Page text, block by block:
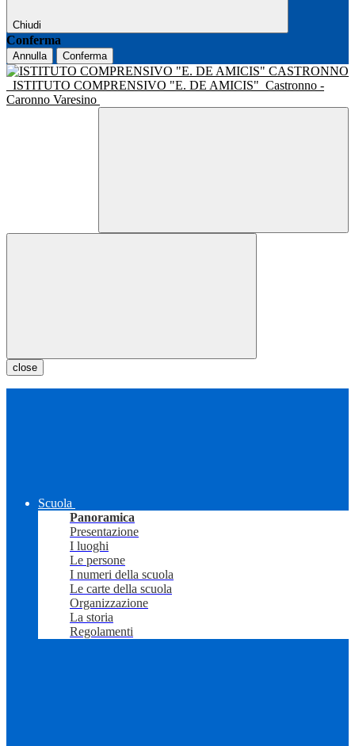
Chiudi
Conferma
Annulla Conferma
ISTITUTO COMPRENSIVO "E. DE AMICIS" Castronno -
Caronno Varesino
close
Scuola
Panoramica
Presentazione
I luoghi
Le persone
I numeri della scuola
Le carte della scuola
Organizzazione
La storia
Regolamenti